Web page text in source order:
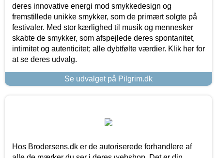
deres innovative energi mod smykkedesign og
fremstillede unikke smykker, som de primært solgte på
festivaler. Med stor kærlighed til musik og mennesker
skabte de smykker, som afspejlede deres spontanitet,
intimitet og autenticitet; alle dybtfølte værdier. Klik her for
at se deres udvalg.
Se udvalget på Pilgrim.dk
Hos Brodersens.dk er de autoriserede forhandlere af